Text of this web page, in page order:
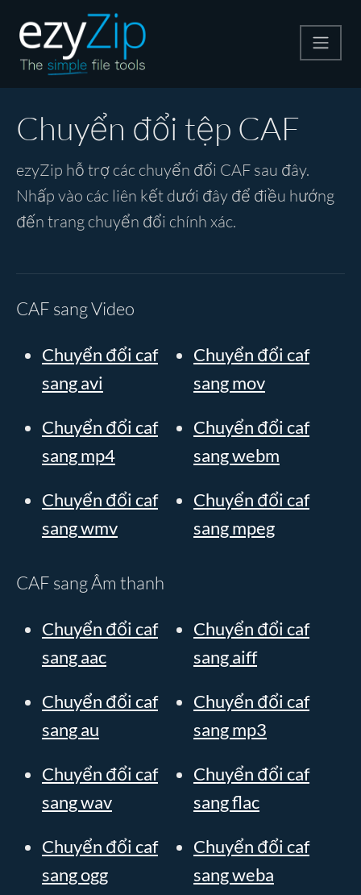
Công cụ chuyển đổi
Chuyển đổi tệp CAF
ezyZip hỗ trợ các chuyển đổi CAF sau đây.
Nhấp vào các liên kết dưới đây để điều hướng
đến trang chuyển đổi chính xác.
CAF sang Video
Chuyển đổi caf
sang avi
Chuyển đổi caf
sang mov
Chuyển đổi caf
sang mp4
Chuyển đổi caf
sang webm
Chuyển đổi caf
sang wmv
Chuyển đổi caf
sang mpeg
CAF sang Âm thanh
Chuyển đổi caf
sang aac
Chuyển đổi caf
sang aiff
Chuyển đổi caf
sang au
Chuyển đổi caf
sang mp3
Chuyển đổi caf
sang wav
Chuyển đổi caf
sang flac
Chuyển đổi caf
sang ogg
Chuyển đổi caf
sang weba